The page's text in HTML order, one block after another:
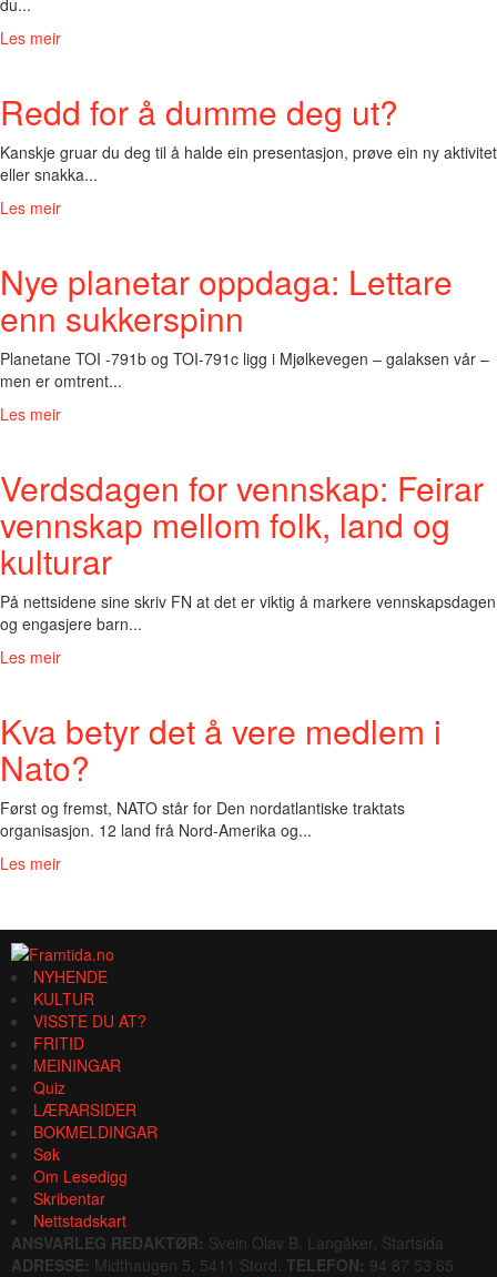
Les meir
Redd for å dumme deg ut?
Kanskje gruar du deg til å halde ein presentasjon, prøve ein ny aktivitet
eller snakka...
Les meir
Nye planetar oppdaga: Lettare
enn sukkerspinn
Planetane TOI -791b og TOI-791c ligg i Mjølkevegen – galaksen vår –
men er omtrent...
Les meir
Verdsdagen for vennskap: Feirar
vennskap mellom folk, land og
kulturar
På nettsidene sine skriv FN at det er viktig å markere vennskapsdagen
og engasjere barn...
Les meir
Kva betyr det å vere medlem i
Nato?
Først og fremst, NATO står for Den nordatlantiske traktats
organisasjon. 12 land frå Nord-Amerika og...
Les meir
NYHENDE
KULTUR
VISSTE DU AT?
FRITID
MEININGAR
Quiz
LÆRARSIDER
BOKMELDINGAR
Søk
Om Lesedigg
Skribentar
Nettstadskart
ANSVARLEG REDAKTØR: Svein Olav B. Langåker, Startsida
ADRESSE: Midthaugen 5, 5411 Stord. TELEFON: 94 87 53 65